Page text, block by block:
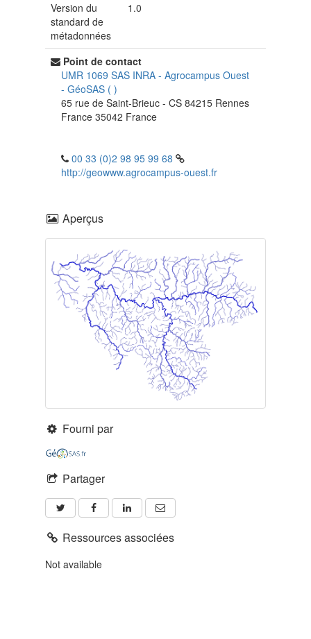
Version du
standard de
métadonnées
1.0
Point de contact
UMR 1069 SAS INRA - Agrocampus Ouest
- GéoSAS ( )
65 rue de Saint-Brieuc - CS 84215 Rennes
France 35042 France
00 33 (0)2 98 95 99 68
http://geowww.agrocampus-ouest.fr
Aperçus
Fourni par
Partager
Ressources associées
Not available